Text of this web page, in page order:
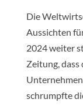
Die
Aussichten
2024 weiter
Zeitung, dass
schrumpfte